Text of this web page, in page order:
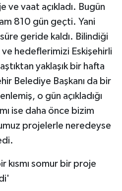
ve vaat açıkladı. Bugün
810 gün geçti. Yani
süre geride kaldı. Bilindiği
hedeflerimizi Eskişehirli
yaklaşık bir hafta
Belediye Başkanı da bir
o gün açıkladığı
ise daha önce bizim
projelerle neredeyse
kısmı somur bir proje